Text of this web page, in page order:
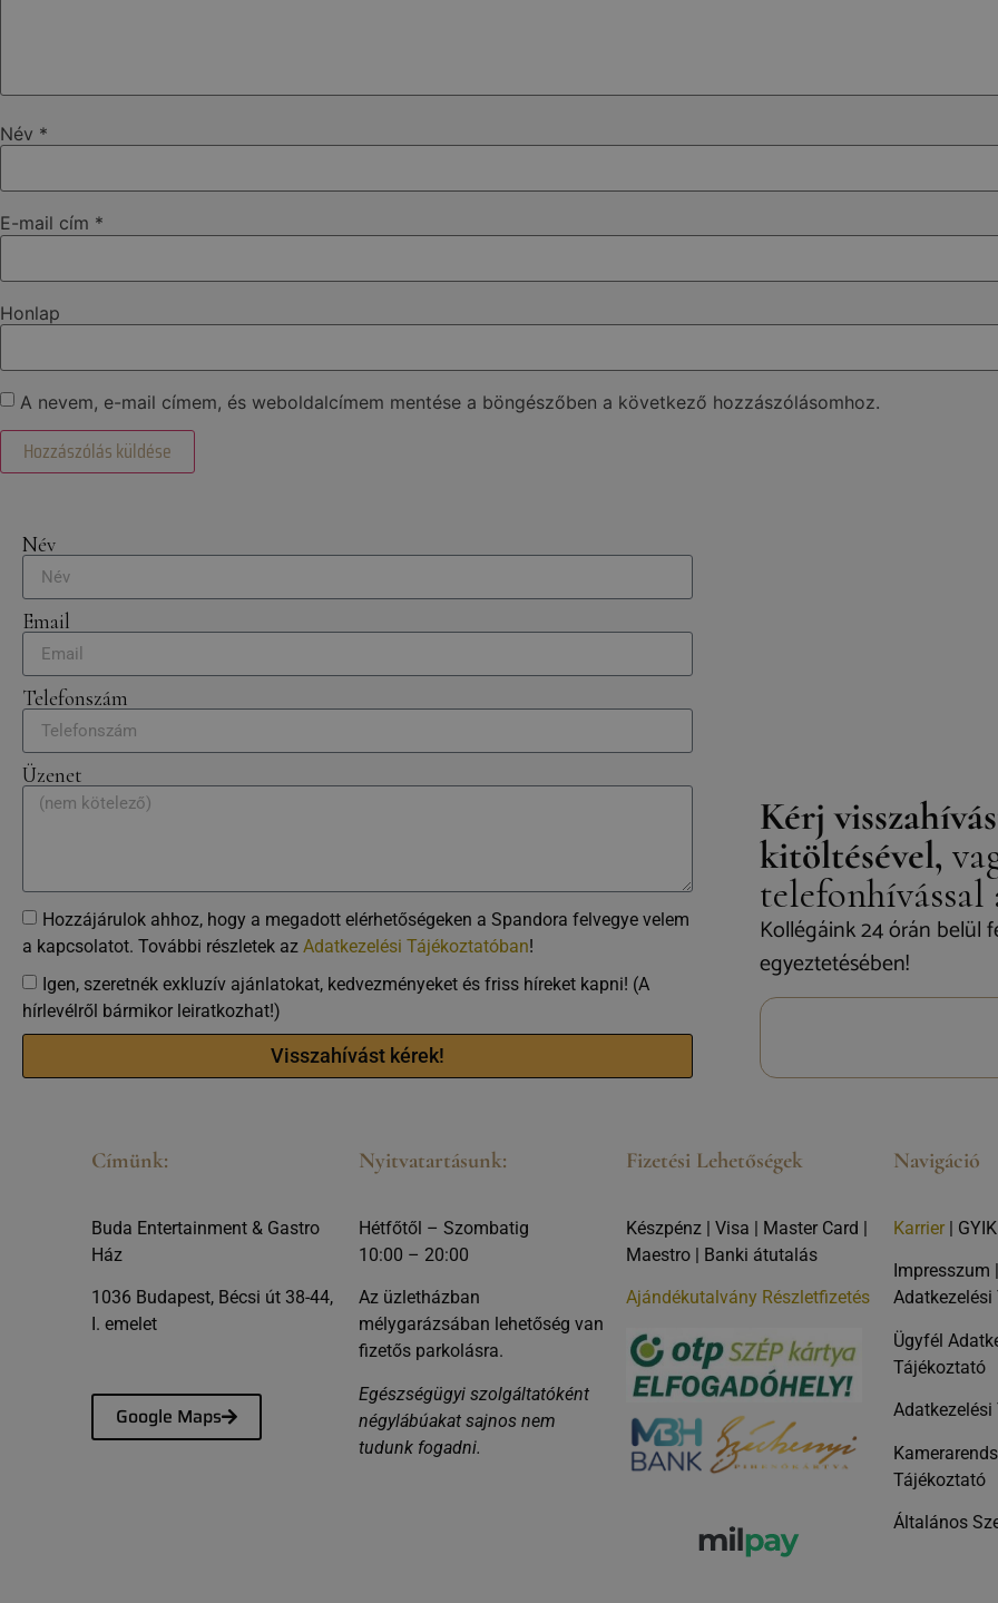
Név *
E-mail cím *
Honlap
A nevem, e-mail címem, és weboldalcímem mentése a böngészőben a következő hozzászólásomhoz.
Név
Email
Telefonszám
Üzenet
Hozzájárulok ahhoz, hogy a megadott elérhetőségeken a Spandora felvegye velem
a kapcsolatot. További részletek az Adatkezelési Tájékoztatóban!
Igen, szeretnék exkluzív ajánlatokat, kedvezményeket és friss híreket kapni! (A
hírlevélről bármikor leiratkozhat!)
Visszahívást kérek!
Kérj
kitöltésével,
Kollégáink 24 órán belül
egyeztetésében!
Címünk:
Buda Entertainment & Gastro
Ház
1036 Budapest, Bécsi út 38-44,
I. emelet
Google Maps
Nyitvatartásunk:
Hétfőtől – Szombatig
10:00 – 20:00
Az üzletházban
mélygarázsában lehetőség van
fizetős parkolásra.
Egészségügyi szolgáltatóként
négylábúakat sajnos nem
tudunk fogadni.
Fizetési Lehetőségek
Készpénz | Visa | Master Card |
Maestro | Banki átutalás
Ajándékutalvány Részletfizetés
Navigáció
Karrier | GYIK
Impresszum
Ügyfél
Tájékoztató
Tájékoztató
Általános